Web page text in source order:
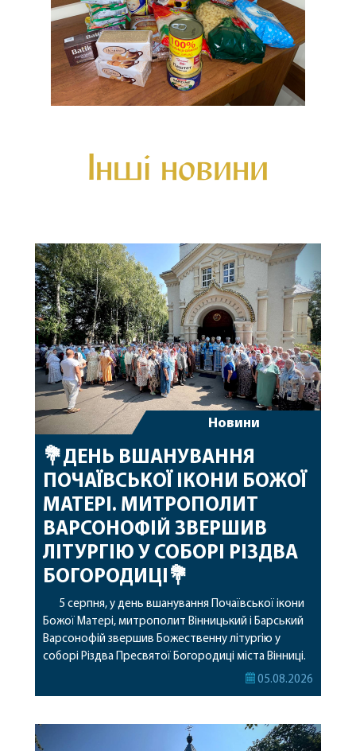
Інші новини
Новини
💐ДЕНЬ ВШАНУВАННЯ
ПОЧАЇВСЬКОЇ ІКОНИ БОЖОЇ
МАТЕРІ. МИТРОПОЛИТ
ВАРСОНОФІЙ ЗВЕРШИВ
ЛІТУРГІЮ У СОБОРІ РІЗДВА
БОГОРОДИЦІ💐
5 серпня, у день вшанування Почаївської ікони
Божої Матері, митрополит Вінницький і Барський
Варсонофій звершив Божественну літургію у
соборі Різдва Пресвятої Богородиці міста Вінниці.
Його Високопреосвященству співслужили
священному сані. Під час богослужіння підносилися
особливі молитви за мир в Україні, за воїнів, які
05.08.2026